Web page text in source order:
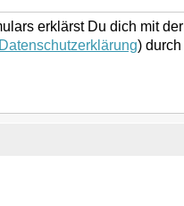
erklärst Du dich mit
Datenschutzerklärung)